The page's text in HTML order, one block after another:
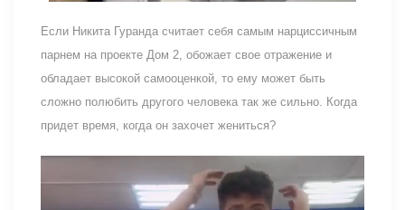
Если Никита Гуранда считает себя самым нарциссичным
парнем на проекте Дом 2, обожает свое отражение и
обладает высокой самооценкой, то ему может быть
сложно полюбить другого человека так же сильно. Когда
придет время, когда он захочет жениться?